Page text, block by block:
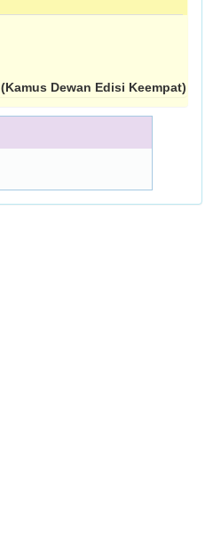
(Kamus Dewan Edisi Keempat)